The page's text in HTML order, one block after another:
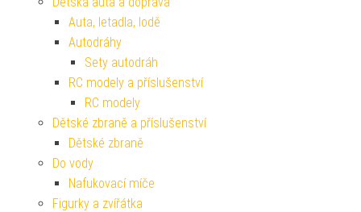
Auta, letadla, lodě
Autodráhy
Sety autodráh
RC modely a příslušenství
RC modely
Dětské zbraně a příslušenství
Dětské zbraně
Do vody
Nafukovací míče
Figurky a zvířátka